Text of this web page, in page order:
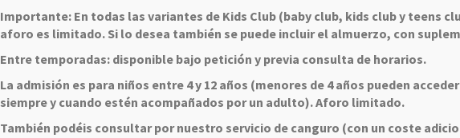
Importante: En todas las variantes de Kids Club (baby club, kids club y teens
aforo es limitado. Si lo desea también se puede incluir el almuerzo, con
Entre temporadas: disponible bajo petición y previa consulta de horarios.
La admisión es para niños entre 4 y 12 años (menores de 4 años pueden acceder
siempre y cuando estén acompañados por un adulto). Aforo limitado.
También podéis consultar por nuestro servicio de canguro (con un coste